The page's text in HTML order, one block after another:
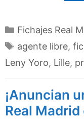
Categorías
Fichajes Real
Etiquetas
agente libre,
Leny Yoro, Lille,
¡Anuncian
Real Madrid